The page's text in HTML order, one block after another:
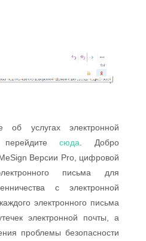
об услугах электронной
перейдитесюда . Добро
Версии Pro, цифровой
письма для
с электронной
электронного письма
электронной почты, а
проблемы безопасности